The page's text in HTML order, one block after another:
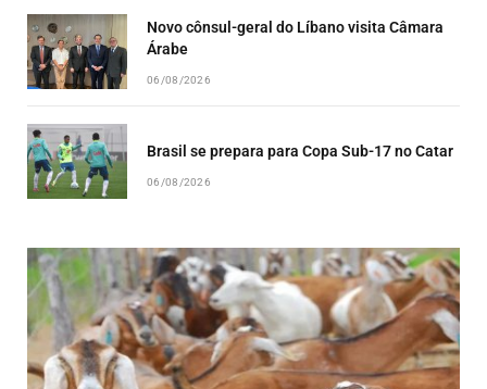
Novo cônsul-geral do Líbano visita Câmara
Árabe
06/08/2026
Brasil se prepara para Copa Sub-17 no Catar
06/08/2026